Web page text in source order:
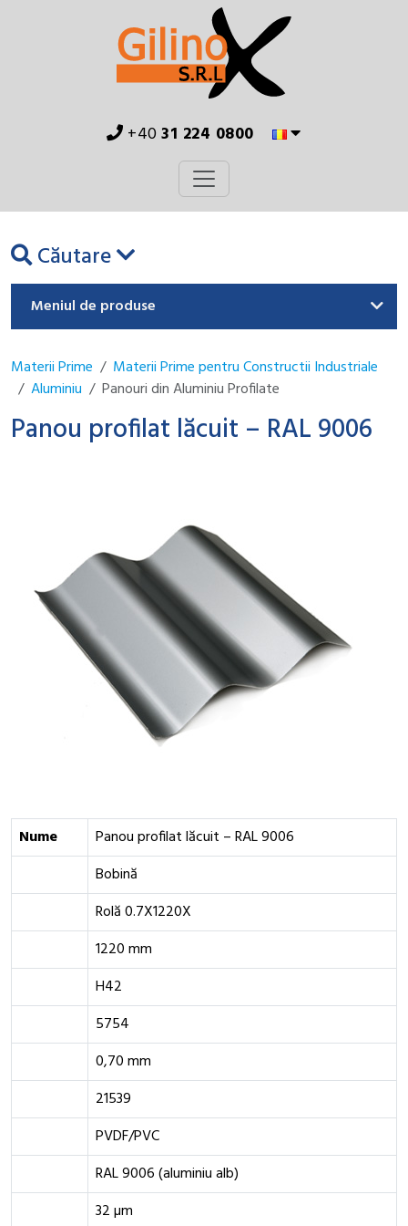
+4031 224 0800
Căutare
Meniul de produse
Materii Prime
Materii Prime pentru Constructii Industriale
Aluminiu
Panouri din Aluminiu Profilate
Panou profilat lăcuit – RAL 9006
Nume
Panou profilat lăcuit – RAL 9006
Bobină
Rolă 0.7X1220X
1220 mm
H42
5754
0,70 mm
21539
PVDF/PVC
RAL 9006 (aluminiu alb)
32 µm